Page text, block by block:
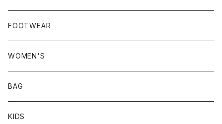
FOOTWEAR
WOMEN'S
BAG
KIDS